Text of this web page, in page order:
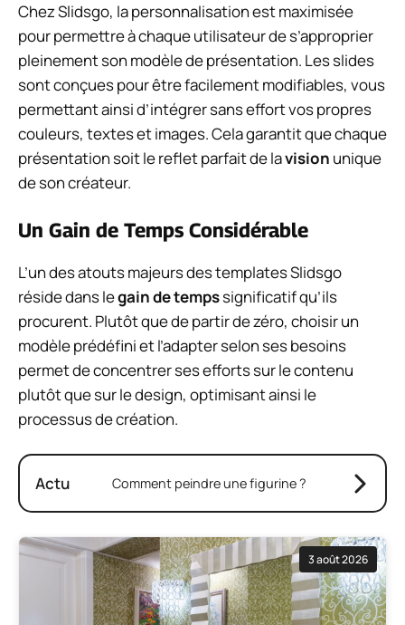
Chez Slidsgo, la personnalisation est maximisée
pour permettre à chaque utilisateur de s’approprier
pleinement son modèle de présentation. Les slides
sont conçues pour être facilement modifiables, vous
permettant ainsi d’intégrer sans effort vos propres
couleurs, textes et images. Cela garantit que chaque
présentation soit le reflet parfait de lavision unique
de son créateur.
Un Gain de Temps Considérable
L’un des atouts majeurs des templates Slidsgo
réside dans legain de tempssignificatif qu’ils
procurent. Plutôt que de partir de zéro, choisir un
modèle prédéfini et l’adapter selon ses besoins
permet de concentrer ses efforts sur le contenu
plutôt que sur le design, optimisant ainsi le
processus de création.
Actu Comment peindre une figurine ?
3 août 2026